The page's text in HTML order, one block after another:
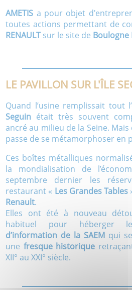
AMETIS a pour objet
toutes actions permettant de
RENAULTsur le site de
LE PAVILLON SUR L'ÎLE
Quand l’usine remplissait tout
Seguin était très souvent
ancré au milieu de la Seine. Mais
passe de se métamorphoser en
Ces boîtes métalliques
la mondialisation de
septembre dernier les
restaurant « Les Grandes Tables
Renault.
Elles ont été à nouveau
habituel pour héberger
d’information de la SAEM qui
une fresque historique
XII° au XXI° siècle.